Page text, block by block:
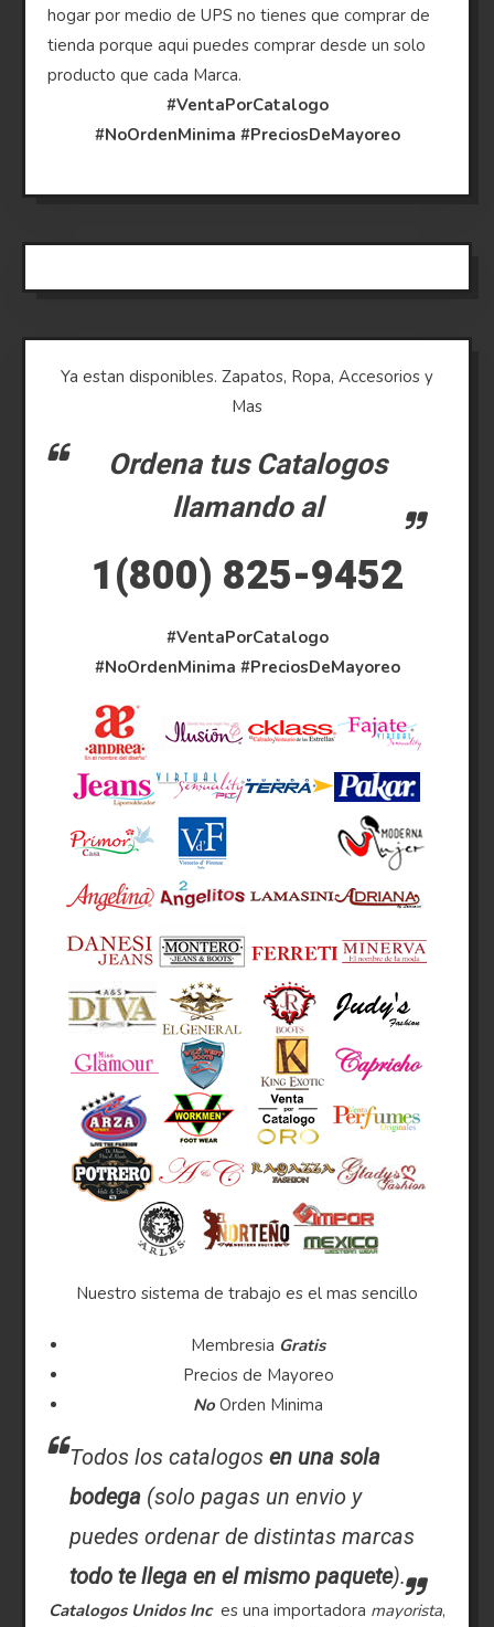
hogar por medio de UPS no tienes que comprar de
tienda porque aqui puedes comprar desde un solo
producto que cada Marca.
#VentaPorCatalogo
#NoOrdenMinima #PreciosDeMayoreo
Ya estan disponibles. Zapatos, Ropa, Accesorios y
Mas
Ordena tus Catalogos
llamando al
1(800) 825-9452
#VentaPorCatalogo
#NoOrdenMinima #PreciosDeMayoreo
Nuestro sistema de trabajo es el mas sencillo
Membresia Gratis
Precios de Mayoreo
No Orden Minima
Todos los catalogosen una sola
bodega (solo pagas un envio y
puedes ordenar de distintas marcas
todo te llega en el mismo paquete).
Catalogos Unidos Inc es una importadora mayorista,